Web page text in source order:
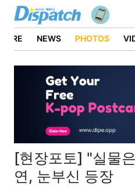
NEWS PHOTOS
[현장포토] "실물
연, 눈부신 등장